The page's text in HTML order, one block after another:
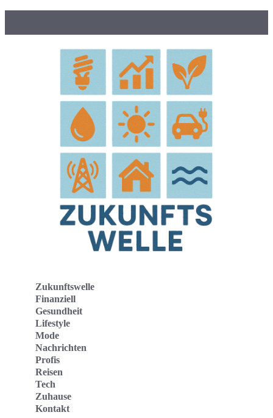
Zukunftswelle
Finanziell
Gesundheit
Lifestyle
Mode
Nachrichten
Profis
Reisen
Tech
Zuhause
Kontakt